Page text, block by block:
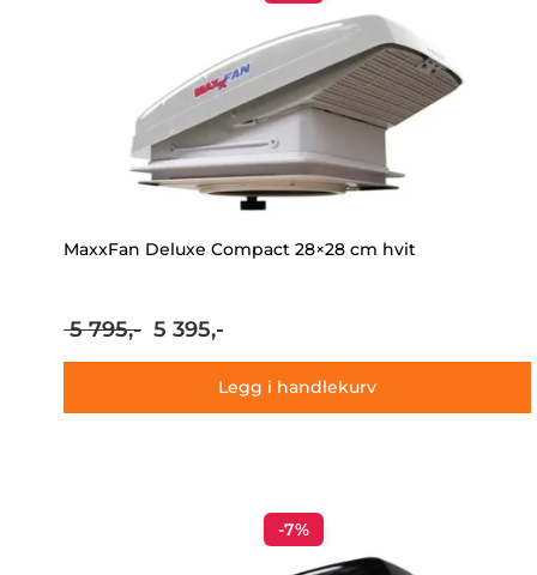
MaxxFan Deluxe Compact 28×28 cm hvit
5 795,- Opprinnelig
pris
5
5 395,-
pris
er:
5
Legg i handlekurv
-7%